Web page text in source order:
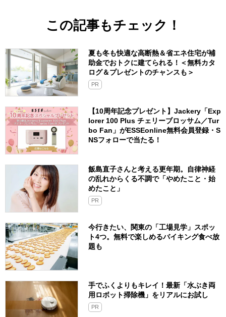
この記事もチェック！
夏も冬も快適な高断熱＆省エネ住宅が補
助金でおトクに建てられる！＜無料カタ
ログ＆プレゼントのチャンスも＞
PR
【10周年記念プレゼント】Jackery「Exp
lorer 100 Plus チェリーブロッサム／Tur
bo Fan」がESSEonline無料会員登録・S
NSフォローで当たる！
飯島直子さんと考える更年期。自律神経
の乱れからくる不調で「やめたこと・始
めたこと」
PR
今行きたい、関東の「工場見学」スポッ
ト4つ。無料で楽しめるバイキング食べ放
題も
手でふくよりもキレイ！最新「水ぶき両
用ロボット掃除機」をリアルにお試し
PR